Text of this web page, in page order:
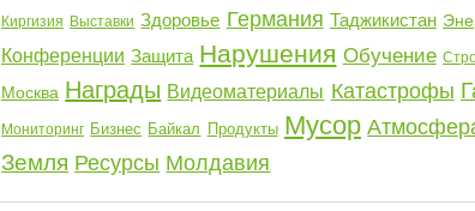
Киргизия Выставки Здоровье Германия Таджикистан
Конференции Защита Нарушения Обучение
Москва Награды Видеоматериалы Катастрофы
Мониторинг Бизнес Байкал Продукты Мусор
Земля Ресурсы Молдавия